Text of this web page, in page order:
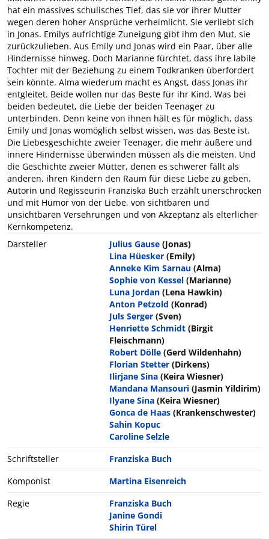
hat ein massives schulisches Tief, das sie vor ihrer Mutter
wegen deren hoher Ansprüche verheimlicht. Sie verliebt sich
in Jonas. Emilys aufrichtige Zuneigung gibt ihm den Mut, sie
zurückzulieben. Aus Emily und Jonas wird ein Paar, über alle
Hindernisse hinweg. Doch Marianne fürchtet, dass ihre labile
Tochter mit der Beziehung zu einem Todkranken überfordert
sein könnte. Alma wiederum macht es Angst, dass Jonas ihr
entgleitet. Beide wollen nur das Beste für ihr Kind. Was bei
beiden bedeutet, die Liebe der beiden Teenager zu
unterbinden. Denn keine von ihnen hält es für möglich, dass
Emily und Jonas womöglich selbst wissen, was das Beste ist.
Die Liebesgeschichte zweier Teenager, die mehr äußere und
innere Hindernisse überwinden müssen als die meisten. Und
die Geschichte zweier Mütter, denen es schwerer fällt als
anderen, ihren Kindern den Raum für diese Liebe zu geben.
Autorin und Regisseurin Franziska Buch erzählt unerschrocken
und mit Humor von der Liebe, von sichtbaren und
unsichtbaren Versehrungen und von Akzeptanz als elterlicher
Kernkompetenz.
Darsteller
Julius Gause (Jonas)
Lina Hüesker (Emily)
Anneke Kim Sarnau (Alma)
Sophie von Kessel (Marianne)
Luna Jordan (Lena Hawkin)
Anton Petzold (Konrad)
Juls Serger (Sven)
Henriette Schmidt (Birgit
Fleischmann)
Robert Dölle (Gerd Wildenhahn)
Florian Stetter (Dirkens)
Ilirjane Sina (Keira Wiesner)
Mandana Mansouri (Jasmin Yildirim)
Ilyane Sina (Keira Wiesner)
Gonca de Haas (Krankenschwester)
Sahin Kopuc
Caroline Selzle
Schriftsteller
Franziska Buch
Komponist
Martina Eisenreich
Regie
Franziska Buch
Janine Gondi
Shirin Türel